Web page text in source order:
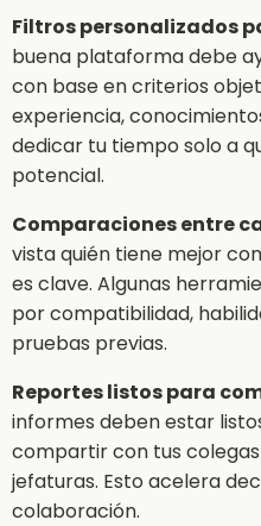
Filtros personalizados
buena plataforma debe
con base en criterios
experiencia,
dedicar tu tiempo solo a
potencial.
Comparaciones entre
vista quién tiene mejor
es clave. Algunas
por compatibilidad,
pruebas previas.
Reportes listos para
informes deben estar
compartir con tus colegas
jefaturas. Esto acelera
colaboración.